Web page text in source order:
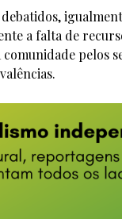
a falta de
pelos